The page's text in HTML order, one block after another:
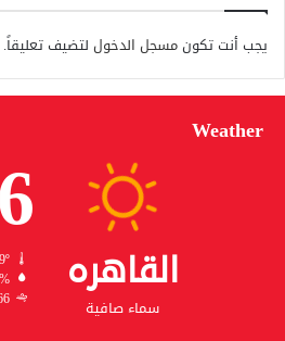
يجب أنت تكونمسجل الدخول لتضيف تعليقاً.
Weather
القاهره
سماء صافية
38º - 29º
3.66